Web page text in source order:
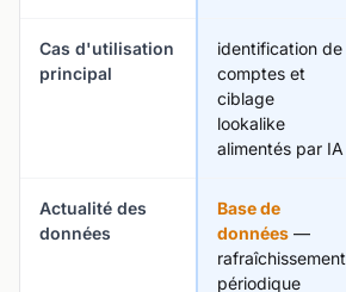
Cas d'utilisation
principal
identification de
comptes et
ciblage
lookalike
alimentés par IA
Actualité des
données
Base de
données —
rafraîchissement
périodique